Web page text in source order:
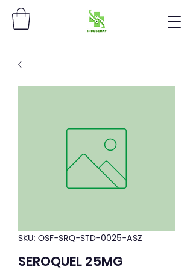
SKU: OSF-SRQ-STD-0025-ASZ
SEROQUEL 25MG